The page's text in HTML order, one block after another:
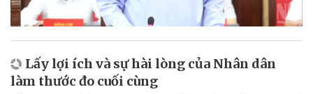
Lấy lợi ích và sự hài lòng của Nhân dân
làm thước đo cuối cùng